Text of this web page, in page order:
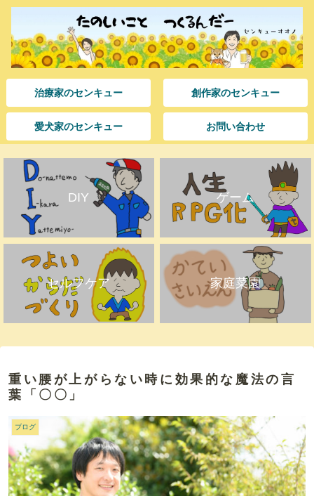
治療家のセンキュー 創作家のセンキュー
愛犬家のセンキュー お問い合わせ
DIY ゲーム
セルフケア 家庭菜園
重い腰が上がらない時に効果的な魔法の言
葉「〇〇」
ブログ